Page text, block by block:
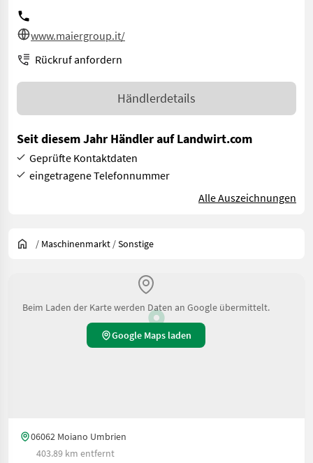
www.maiergroup.it/
Rückruf anfordern
Händlerdetails
Seit diesem Jahr Händler auf Landwirt.com
Geprüfte Kontaktdaten
eingetragene Telefonnummer
Alle Auszeichnungen
/ Maschinenmarkt /Sonstige
Beim Laden der Karte werden Daten an Google übermittelt.
Google Maps laden
06062 Moiano Umbrien
403.89 km entfernt